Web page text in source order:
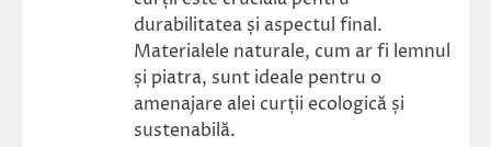
durabilitatea și aspectul final.
Materialele naturale, cum ar fi lemnul
și piatra, sunt ideale pentru o
amenajare alei curții ecologică și
sustenabilă.